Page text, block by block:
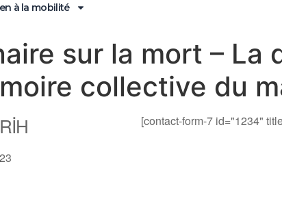
à la mobilité
sur la mort –
collective du
[contact-form-7 id="1234"